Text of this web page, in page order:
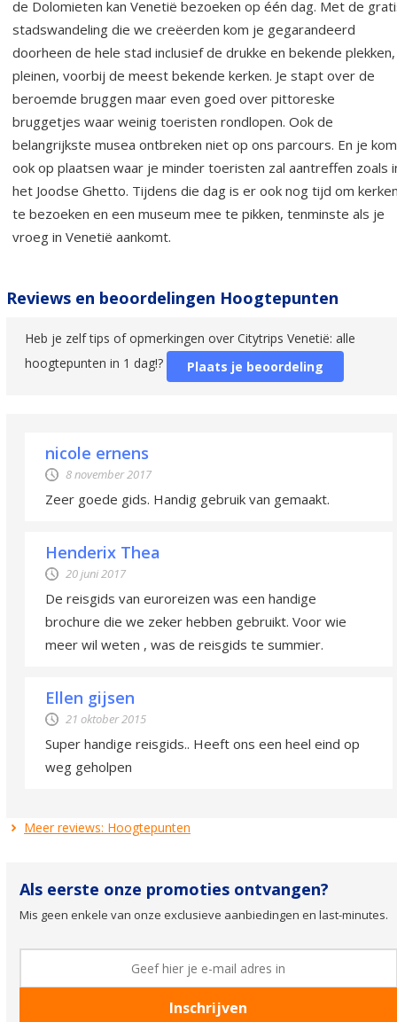
de Dolomieten kan Venetië bezoeken op één dag. Met de
stadswandeling die we creëerden kom je gegarandeerd
doorheen de hele stad inclusief de drukke en bekende plekken,
pleinen, voorbij de meest bekende kerken. Je stapt over de
beroemde bruggen maar even goed over pittoreske
bruggetjes waar weinig toeristen rondlopen. Ook de
belangrijkste musea ontbreken niet op ons parcours. En je
ook op plaatsen waar je minder toeristen zal aantreffen zoals
het Joodse Ghetto. Tijdens die dag is er ook nog tijd om
te bezoeken en een museum mee te pikken, tenminste als je
vroeg in Venetië aankomt.
Reviews en beoordelingen Hoogtepunten
Heb je zelf tips of opmerkingen over Citytrips Venetië: alle
hoogtepunten in 1 dag!?
Plaats je beoordeling
nicole ernens
8 november 2017
Zeer goede gids. Handig gebruik van gemaakt.
Henderix Thea
20 juni 2017
De reisgids van euroreizen was een handige
brochure die we zeker hebben gebruikt. Voor wie
meer wil weten , was de reisgids te summier.
Ellen gijsen
21 oktober 2015
Super handige reisgids.. Heeft ons een heel eind op
weg geholpen
Meer reviews: Hoogtepunten
Als eerste onze promoties ontvangen?
Mis geen enkele van onze exclusieve aanbiedingen en last-minutes.